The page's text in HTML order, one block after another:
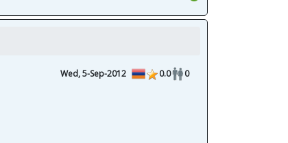
Wed, 5-Sep-2012 0.0 0